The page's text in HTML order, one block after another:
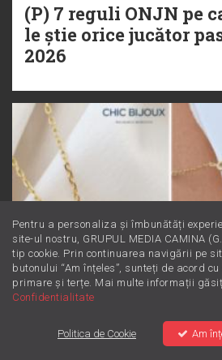
(P) 7 reguli ONJN pe
le știe orice jucător
2026
Pentru a personaliza și îmbunătăți
site-ul nostru, GRUPUL MEDIA CAMINA
tip cookie. Prin continuarea navigării pe
butonului “Am înțeles”, sunteți de acord
primare și terțe. Mai multe informații
Confidentialitate
Politica de Cookie Am